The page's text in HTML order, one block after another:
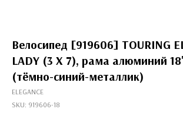
Велосипед [919606] TOURING
LADY (3 X 7), рама алюминий
(тёмно-синий-металлик)
ELEGANCE
SKU: 919606-18